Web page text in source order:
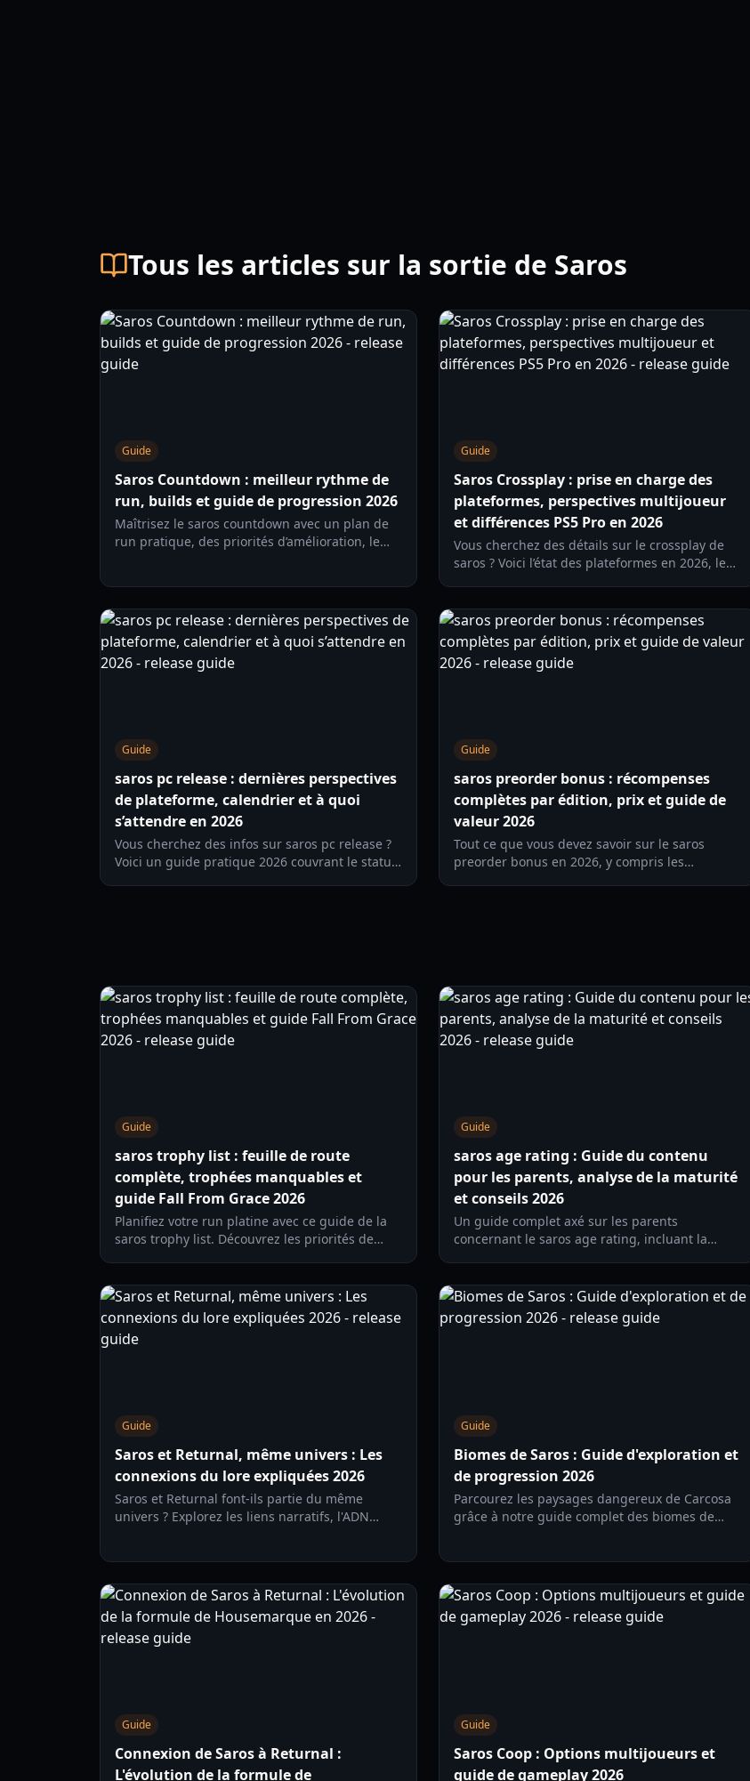
Tous les articles sur la sortie de Saros
Guide
Saros Countdown : meilleur rythme de
run, builds et guide de progression 2026
Maîtrisez le saros countdown avec un plan de
run pratique, des priorités d’amélioration, le
Guide
Saros Crossplay : prise en charge des
plateformes, perspectives multijoueur
et différences PS5 Pro en 2026
Vous cherchez des détails sur le crossplay de
saros ? Voici l’état des plateformes en 2026, les
Guide
saros pc release : dernières perspectives
de plateforme, calendrier et à quoi
s’attendre en 2026
Vous cherchez des infos sur saros pc release ?
Voici un guide pratique 2026 couvrant le statut
Guide
saros preorder bonus : récompenses
complètes par édition, prix et guide de
valeur 2026
Tout ce que vous devez savoir sur le saros
preorder bonus en 2026, y compris les
Guide
saros trophy list : feuille de route
complète, trophées manquables et
guide Fall From Grace 2026
Planifiez votre run platine avec ce guide de la
saros trophy list. Découvrez les priorités de
2026.
Guide
saros age rating : Guide du contenu
pour les parents, analyse de la maturité
et conseils 2026
Un guide complet axé sur les parents
concernant le saros age rating, incluant la
sûr en 2026.
Guide
Saros et Returnal, même univers : Les
connexions du lore expliquées 2026
Saros et Returnal font-ils partie du même
univers ? Explorez les liens narratifs, l'ADN
Guide
Biomes de Saros : Guide d'exploration et
de progression 2026
Parcourez les paysages dangereux de Carcosa
grâce à notre guide complet des biomes de
Guide
Connexion de Saros à Returnal :
L'évolution de la formule de
Guide
Saros Coop : Options multijoueurs et
guide de gameplay 2026